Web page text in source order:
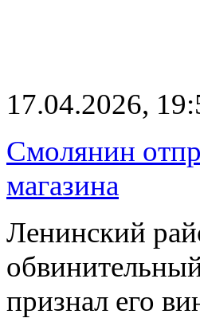
17.04.2026,
Смолянин
магазина
Ленинский
признал его